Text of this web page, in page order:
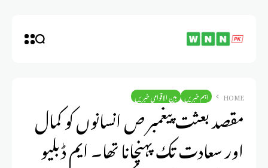
HOME اہم خبریں بین الاقوامی خبریں
مقصد بعثت پیغمبر ص انسانوں کو کمال
اور سعادت تک پہنچانا تھا۔ ایم ڈبلیو